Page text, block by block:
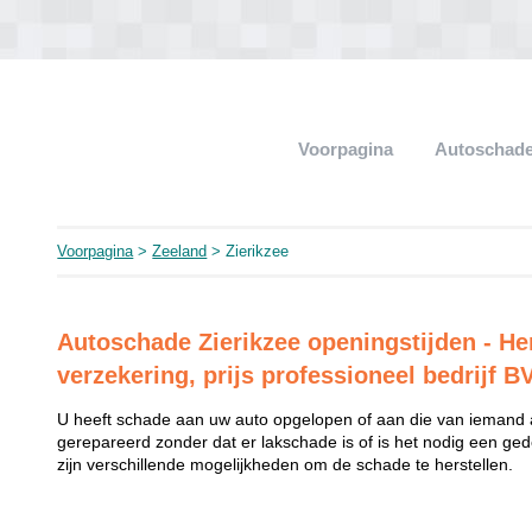
Voorpagina
Voorpagina>Zeeland > Zierikzee
Autoschade Zierikzee openingstijden -
verzekering, prijs professioneel bedrijf
U heeft schade aan uw auto opgelopen of aan die van
gerepareerd zonder dat er lakschade is of is het nodig een
zijn verschillende mogelijkheden om de schade te herstellen.